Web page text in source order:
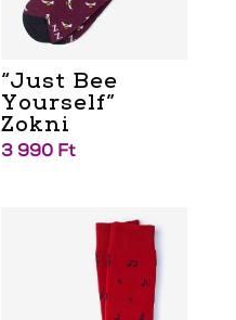
“Just Bee
Yourself”
Zokni
3 990 Ft